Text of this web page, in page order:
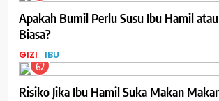
Apakah Bumil Perlu Susu Ibu Hamil
Biasa?
GIZI IBU
62
Risiko Jika Ibu Hamil Suka Makan